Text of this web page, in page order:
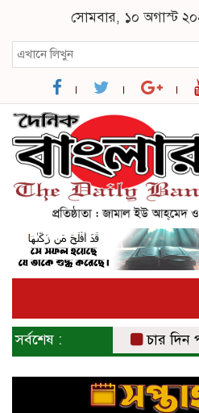
সোমবার, ১০ অগাস্ট
সর্বশেষ : চার দিন পর